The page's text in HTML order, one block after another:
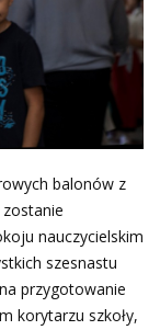
balonów z
nauczycielskim
szesnastu
przygotowanie
korytarzu szkoły,